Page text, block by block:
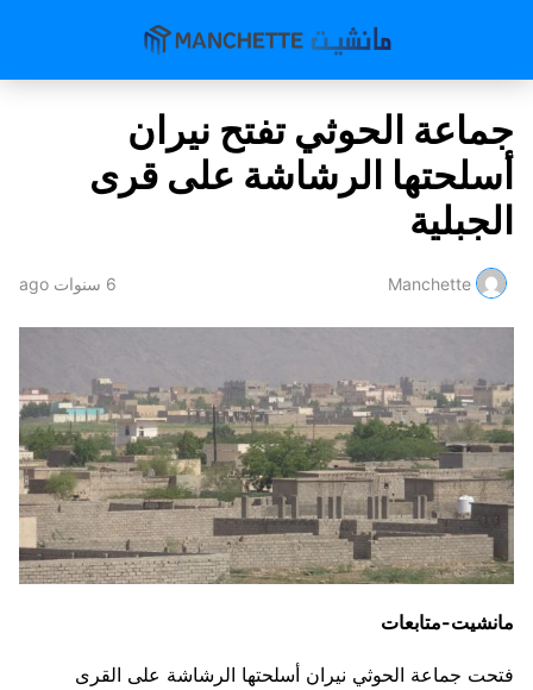
جماعة الحوثي تفتح نيران
أسلحتها الرشاشة على قرى
الجبلية
Manchette 6 سنوات ago
مانشيت-متابعات
فتحت جماعة الحوثي نيران أسلحتها الرشاشة على القرى